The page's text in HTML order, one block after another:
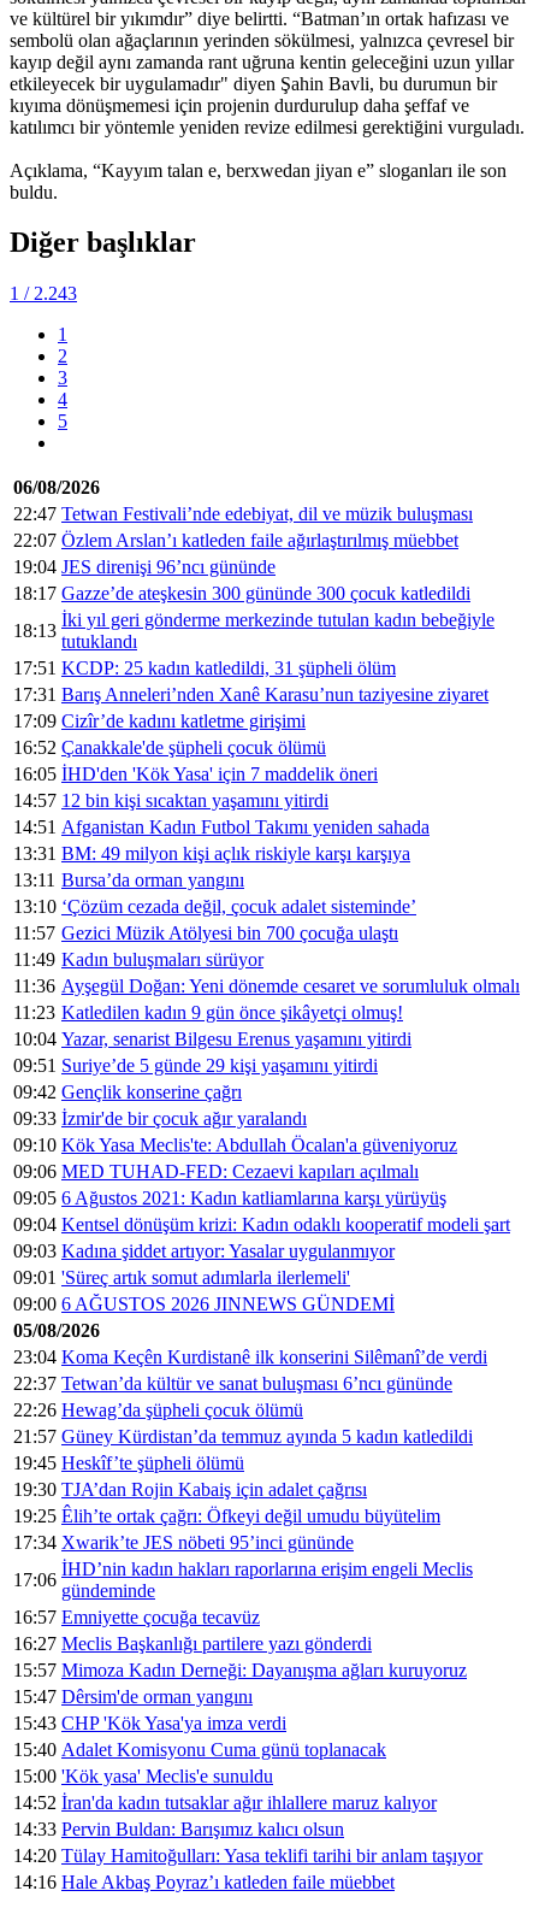
ve kültürel bir yıkımdır” diye belirtti. “Batman’ın ortak hafızası ve
sembolü olan ağaçlarının yerinden sökülmesi, yalnızca çevresel bir
kayıp değil aynı zamanda rant uğruna kentin geleceğini uzun yıllar
etkileyecek bir uygulamadır" diyen Şahin Bavli, bu durumun bir
kıyıma dönüşmemesi için projenin durdurulup daha şeffaf ve
katılımcı bir yöntemle yeniden revize edilmesi gerektiğini vurguladı.
Açıklama, “Kayyım talan e, berxwedan jiyan e” sloganları ile son
buldu.
Diğer başlıklar
1 / 2.243
1
2
3
4
5
06/08/2026
22:47 Tetwan Festivali’nde edebiyat, dil ve müzik buluşması
22:07 Özlem Arslan’ı katleden faile ağırlaştırılmış müebbet
19:04 JES direnişi 96’ncı gününde
18:17 Gazze’de ateşkesin 300 gününde 300 çocuk katledildi
18:13
İki yıl geri gönderme merkezinde tutulan kadın bebeğiyle
tutuklandı
17:51 KCDP: 25 kadın katledildi, 31 şüpheli ölüm
17:31 Barış Anneleri’nden Xanê Karasu’nun taziyesine ziyaret
17:09 Cizîr’de kadını katletme girişimi
16:52 Çanakkale'de şüpheli çocuk ölümü
16:05 İHD'den 'Kök Yasa' için 7 maddelik öneri
14:57 12 bin kişi sıcaktan yaşamını yitirdi
14:51 Afganistan Kadın Futbol Takımı yeniden sahada
13:31 BM: 49 milyon kişi açlık riskiyle karşı karşıya
13:11 Bursa’da orman yangını
13:10 ‘Çözüm cezada değil, çocuk adalet sisteminde’
11:57 Gezici Müzik Atölyesi bin 700 çocuğa ulaştı
11:49 Kadın buluşmaları sürüyor
11:36 Ayşegül Doğan: Yeni dönemde cesaret ve sorumluluk olmalı
11:23 Katledilen kadın 9 gün önce şikâyetçi olmuş!
10:04 Yazar, senarist Bilgesu Erenus yaşamını yitirdi
09:51 Suriye’de 5 günde 29 kişi yaşamını yitirdi
09:42 Gençlik konserine çağrı
09:33 İzmir'de bir çocuk ağır yaralandı
09:10 Kök Yasa Meclis'te: Abdullah Öcalan'a güveniyoruz
09:06 MED TUHAD-FED: Cezaevi kapıları açılmalı
09:05 6 Ağustos 2021: Kadın katliamlarına karşı yürüyüş
09:04 Kentsel dönüşüm krizi: Kadın odaklı kooperatif modeli şart
09:03 Kadına şiddet artıyor: Yasalar uygulanmıyor
09:01 'Süreç artık somut adımlarla ilerlemeli'
09:00 6 AĞUSTOS 2026 JINNEWS GÜNDEMİ
05/08/2026
23:04 Koma Keçên Kurdistanê ilk konserini Silêmanî’de verdi
22:37 Tetwan’da kültür ve sanat buluşması 6’ncı gününde
22:26 Hewag’da şüpheli çocuk ölümü
21:57 Güney Kürdistan’da temmuz ayında 5 kadın katledildi
19:45 Heskîf’te şüpheli ölümü
19:30 TJA’dan Rojin Kabaiş için adalet çağrısı
19:25 Êlih’te ortak çağrı: Öfkeyi değil umudu büyütelim
17:34 Xwarik’te JES nöbeti 95’inci gününde
17:06
İHD’nin kadın hakları raporlarına erişim engeli Meclis
gündeminde
16:57 Emniyette çocuğa tecavüz
16:27 Meclis Başkanlığı partilere yazı gönderdi
15:57 Mimoza Kadın Derneği: Dayanışma ağları kuruyoruz
15:47 Dêrsim'de orman yangını
15:43 CHP 'Kök Yasa'ya imza verdi
15:40 Adalet Komisyonu Cuma günü toplanacak
15:00 'Kök yasa' Meclis'e sunuldu
14:52 İran'da kadın tutsaklar ağır ihlallere maruz kalıyor
14:33 Pervin Buldan: Barışımız kalıcı olsun
14:20 Tülay Hamitoğulları: Yasa teklifi tarihi bir anlam taşıyor
14:16 Hale Akbaş Poyraz’ı katleden faile müebbet